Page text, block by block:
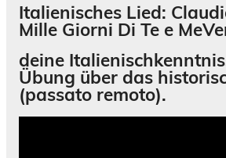
Italienisches Lied:
Mille Giorni Di Te e Me
deine
Übung über das
(passato remoto).